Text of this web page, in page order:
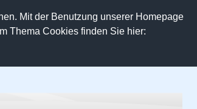
Mit der Benutzung unserer Homepage
Thema Cookies finden Sie hier: